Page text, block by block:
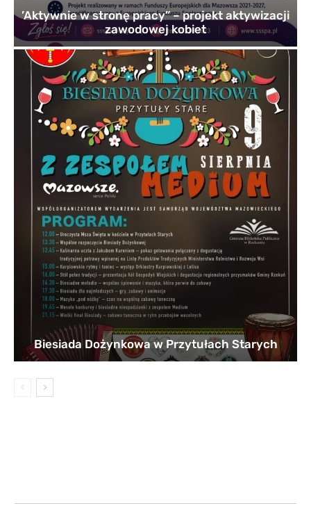
’Aktywnie w stronę pracy” – projekt aktywizacji
zawodowej kobiet
Biesiada Dożynkowa w Przytułach Starych